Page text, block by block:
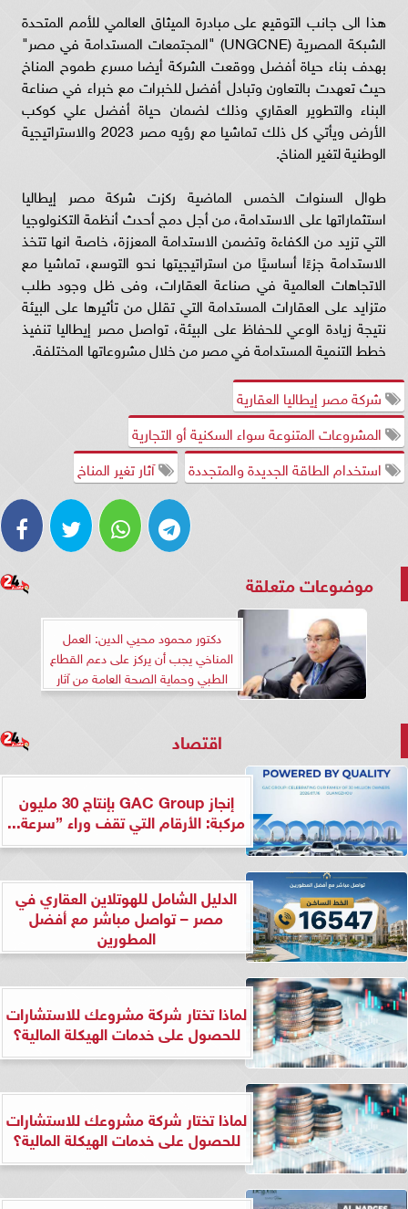
هذا الى جانب التوقيع على مبادرة الميثاق العالمي للأمم المتحدة
الشبكة المصرية (UNGCNE) "المجتمعات المستدامة في مصر"
بهدف بناء حياة أفضل ووقعت الشركة أيضا مسرع طموح المناخ
حيث تعهدت بالتعاون وتبادل أفضل للخبرات مع خبراء في صناعة
البناء والتطوير العقاري وذلك لضمان حياة أفضل علي كوكب
الأرض ويأتي كل ذلك تماشيا مع رؤيه مصر 2023 والاستراتيجية
الوطنية لتغير المناخ.
طوال السنوات الخمس الماضية ركزت شركة مصر إيطاليا
استثماراتها على الاستدامة، من أجل دمج أحدث أنظمة التكنولوجيا
التي تزيد من الكفاءة وتضمن الاستدامة المعززة، خاصة انها تتخذ
الاستدامة جزءًا أساسيًا من استراتيجيتها نحو التوسع، تماشيا مع
الاتجاهات العالمية في صناعة العقارات، وفى ظل وجود طلب
متزايد على العقارات المستدامة التي تقلل من تأثيرها على البيئة
نتيجة زيادة الوعي للحفاظ على البيئة، تواصل مصر إيطاليا تنفيذ
خطط التنمية المستدامة في مصر من خلال مشروعاتها المختلفة.
شركة مصر إيطاليا العقارية
المشروعات المتنوعة سواء السكنية أو التجارية
استخدام الطاقة الجديدة والمتجددة
آثار تغير المناخ
موضوعات متعلقة
دكتور محمود محيي الدين: العمل
المناخي يجب أن يركز على دعم القطاع
الطبي وحماية الصحة العامة من آثار
تغير المناخ
اقتصاد
إنجاز GAC Group بإنتاج 30 مليون
مركبة: الأرقام التي تقف وراء ”سرعة...
الدليل الشامل للهوتلاين العقاري في
مصر – تواصل مباشر مع أفضل
المطورين
لماذا تختار شركة مشروعك للاستشارات
للحصول على خدمات الهيكلة المالية؟
لماذا تختار شركة مشروعك للاستشارات
للحصول على خدمات الهيكلة المالية؟